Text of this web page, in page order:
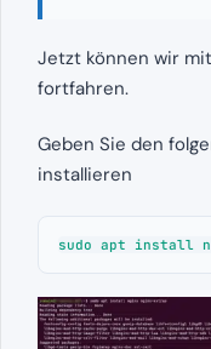
Jetzt können wir
fortfahren.
Geben Sie den
installieren
sudo apt install